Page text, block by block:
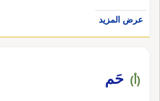
عرض المزيد
(أ) حَم